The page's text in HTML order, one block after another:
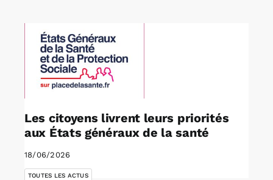
Rechercher:
Annonces emploi
Les citoyens livrent leurs priorités
aux États généraux de la santé
18/06/2026
TOUTES LES ACTUS